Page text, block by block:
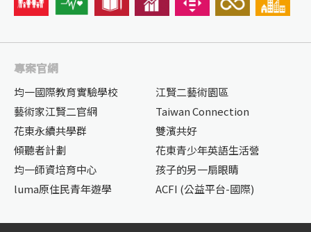
專案官網
均一國際教育實驗學校
江賢二藝術園區
藝術家江賢二官網
Taiwan Connection
花東永續共學群
雙濱共好
傾聽者計劃
花東青少年英語生活營
均一師資培育中心
孩子的另一扇眼睛
luma原住民青年遊學
ACFI (公益平台-國際)